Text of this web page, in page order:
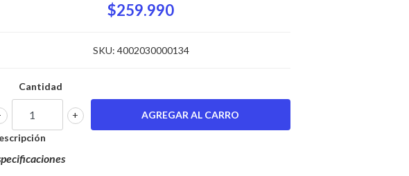
$259.990
SKU: 4002030000134
Cantidad
+